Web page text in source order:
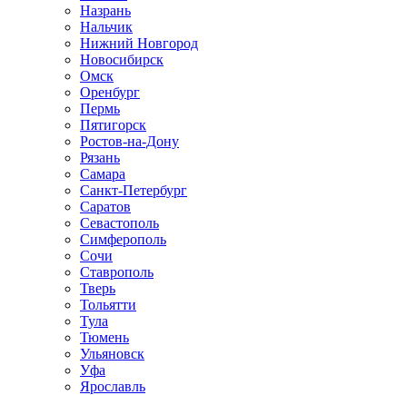
Назрань
Нальчик
Нижний Новгород
Новосибирск
Омск
Оренбург
Пермь
Пятигорск
Ростов-на-Дону
Рязань
Самара
Санкт-Петербург
Саратов
Севастополь
Симферополь
Сочи
Ставрополь
Тверь
Тольятти
Тула
Тюмень
Ульяновск
Уфа
Ярославль